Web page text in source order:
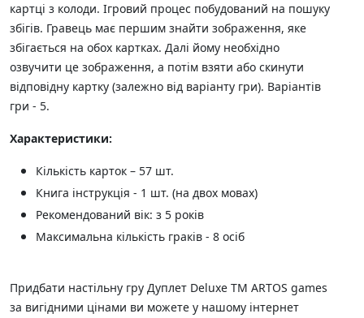
картці з колоди. Ігровий процес побудований на пошуку
збігів. Гравець має першим знайти зображення, яке
збігається на обох картках. Далі йому необхідно
озвучити це зображення, а потім взяти або скинути
відповідну картку (залежно від варіанту гри). Варіантів
гри - 5.
Характеристики:
Кількість карток – 57 шт.
Книга інструкція - 1 шт. (на двох мовах)
Рекомендований вік: з 5 років
Максимальна кількість граків - 8 осіб
Придбати настільну гру Дуплет Deluxe ТМ ARTOS games
за вигідними цінами ви можете у нашому інтернет